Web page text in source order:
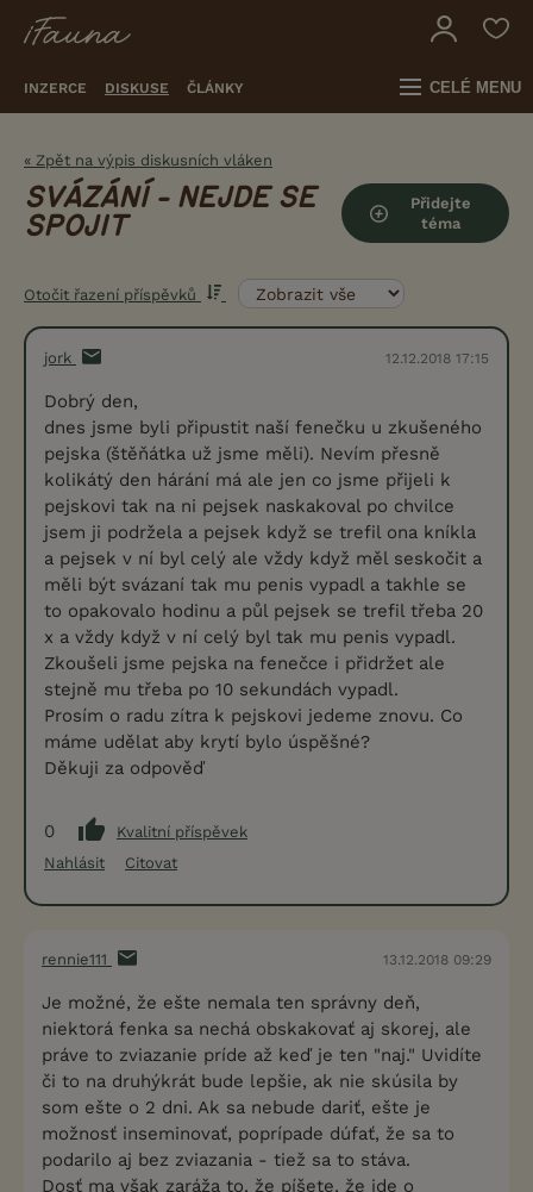
INZERCE DISKUSE ČLÁNKY CELÉ MENU
« Zpět na výpis diskusních vláken
SVÁZÁNÍ - NEJDE SE
SPOJIT
Přidejte
téma
Otočit řazení příspěvků
jork 12.12.2018 17:15
Dobrý den,
dnes jsme byli připustit naší fenečku u zkušeného
pejska (štěňátka už jsme měli). Nevím přesně
kolikátý den hárání má ale jen co jsme přijeli k
pejskovi tak na ni pejsek naskakoval po chvilce
jsem ji podržela a pejsek když se trefil ona kníkla
a pejsek v ní byl celý ale vždy když měl seskočit a
měli být svázaní tak mu penis vypadl a takhle se
to opakovalo hodinu a půl pejsek se trefil třeba 20
x a vždy když v ní celý byl tak mu penis vypadl.
Zkoušeli jsme pejska na fenečce i přidržet ale
stejně mu třeba po 10 sekundách vypadl.
Prosím o radu zítra k pejskovi jedeme znovu. Co
máme udělat aby krytí bylo úspěšné?
Děkuji za odpověď
0
Kvalitní příspěvek
Nahlásit
Citovat
rennie111 13.12.2018 09:29
Je možné, že ešte nemala ten správny deň,
niektorá fenka sa nechá obskakovať aj skorej, ale
práve to zviazanie príde až keď je ten "naj." Uvidíte
či to na druhýkrát bude lepšie, ak nie skúsila by
som ešte o 2 dni. Ak sa nebude dariť, ešte je
možnosť inseminovať, poprípade dúfať, že sa to
podarilo aj bez zviazania - tiež sa to stáva.
Dosť ma však zaráža to, že píšete, že ide o